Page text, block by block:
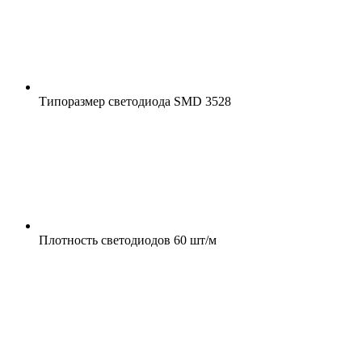
Типоразмер светодиода SMD 3528
Плотность светодиодов 60 шт/м